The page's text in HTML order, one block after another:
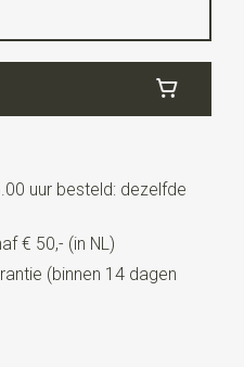
uur besteld: dezelfde
€ 50,- (in NL)
(binnen 14 dagen